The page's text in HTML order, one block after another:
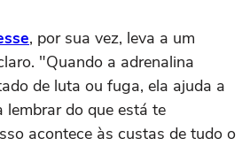
, por sua vez, leva a um
"Quando a adrenalina
de luta ou fuga, ela ajuda a
lembrar do que está te
acontece às custas de tudo o